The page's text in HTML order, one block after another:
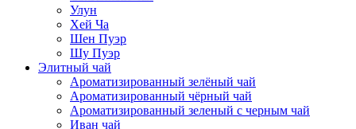
Улун
Хей Ча
Шен Пуэр
Шу Пуэр
Элитный чай
Ароматизированный зелёный чай
Ароматизированный чёрный чай
Ароматизированный зеленый с черным чай
Иван чай